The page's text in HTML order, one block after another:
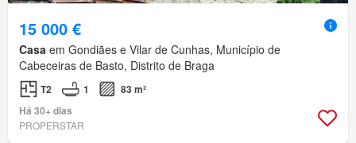
15 000 €
Casa em Gondiães e Vilar de Cunhas, Município de
Cabeceiras de Basto, Distrito de Braga
T2 1
83 m²
Há 30+ dias
PROPERSTAR